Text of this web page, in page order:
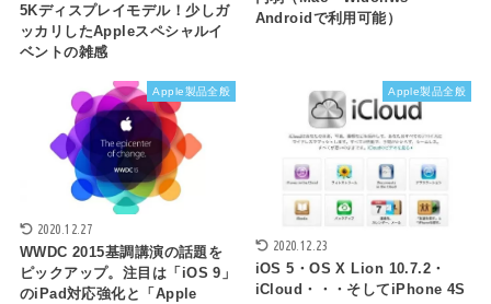
5Kディスプレイモデル！少しガ
ッカリしたAppleスペシャルイ
ベントの雑感
Androidで利用可能）
Apple製品全般
2020.12.27
WWDC 2015基調講演の話題を
ピックアップ。注目は「iOS 9」
のiPad対応強化と「Apple
Apple製品全般
2020.12.23
iOS 5・OS X Lion 10.7.2・
iCloud・・・そしてiPhone 4S